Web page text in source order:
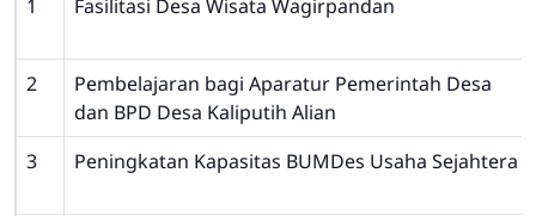
1
Fasilitasi Desa Wisata Wagirpandan
2
Pembelajaran bagi Aparatur Pemerintah Desa
dan BPD Desa Kaliputih Alian
3
Peningkatan Kapasitas BUMDes Usaha Sejahtera